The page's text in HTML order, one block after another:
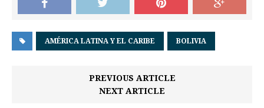
AMÉRICA LATINA Y EL CARIBE BOLIVIA
PREVIOUS ARTICLE
NEXT ARTICLE